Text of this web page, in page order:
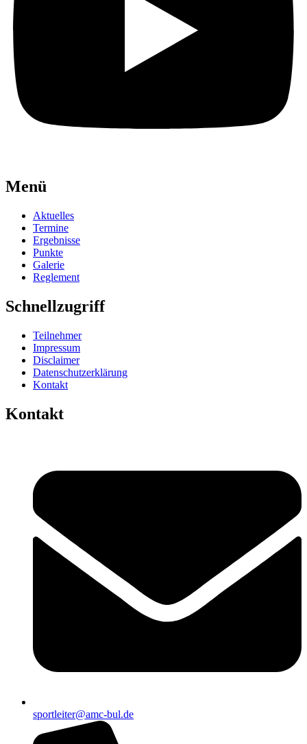
Menü
Aktuelles
Termine
Ergebnisse
Punkte
Galerie
Reglement
Schnellzugriff
Teilnehmer
Impressum
Disclaimer
Datenschutzerklärung
Kontakt
Kontakt
sportleiter@amc-bul.de